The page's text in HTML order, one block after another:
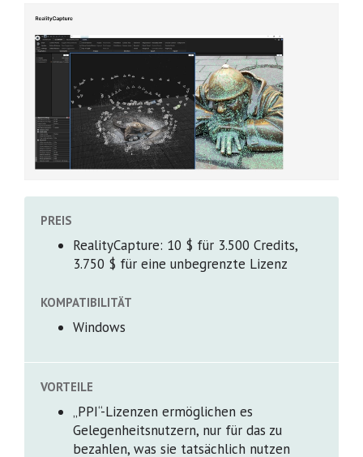
PREIS
RealityCapture: 10 $ für 3.500 Credits,
3.750 $ für eine unbegrenzte Lizenz
KOMPATIBILITÄT
Windows
VORTEILE
„PPI“-Lizenzen ermöglichen es
Gelegenheitsnutzern, nur für das zu
bezahlen, was sie tatsächlich nutzen